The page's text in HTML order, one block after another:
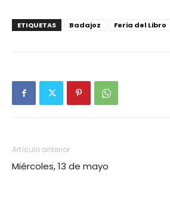
ETIQUETAS Badajoz Feria del Libro
Artículo anterior
Miércoles, 13 de mayo